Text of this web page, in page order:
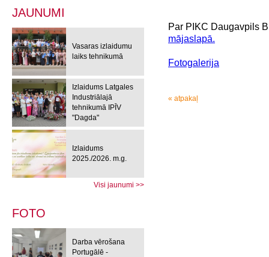
JAUNUMI
Vasaras izlaidumu
laiks tehnikumā
Izlaidums Latgales
Industriālajā
tehnikumā IPĪV
"Dagda"
Izlaidums
2025./2026. m.g.
Visi jaunumi >>
FOTO
Darba vērošana
Portugālē -
Par PIKC Daugavpils
mājaslapā.
Fotogalerija
« atpakaļ